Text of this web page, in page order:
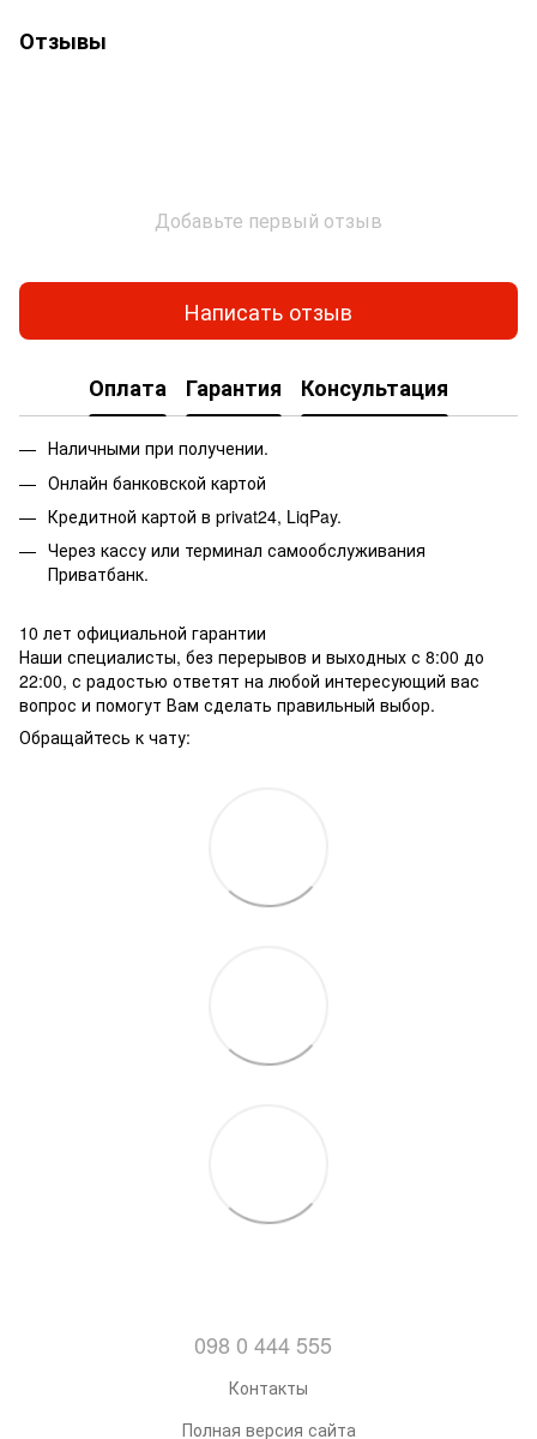
Отзывы
Добавьте первый отзыв
Написать отзыв
Оплата Гарантия Консультация
Наличными при получении.
Онлайн банковской картой
Кредитной картой в privat24, LiqPay.
Через кассу или терминал самообслуживания
Приватбанк.
10 лет официальной гарантии
Наши специалисты, без перерывов и выходных с 8:00 до
22:00, с радостью ответят на любой интересующий вас
вопрос и помогут Вам сделать правильный выбор.
Обращайтесь к чату:
098 0 444 555
Контакты
Полная версия сайта